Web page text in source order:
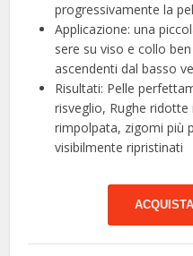
progressivamente la
Applicazione: una
sere su viso e collo
ascendenti dal basso
Risultati: Pelle
risveglio, Rughe
rimpolpata, zigomi più
visibilmente ripristinati